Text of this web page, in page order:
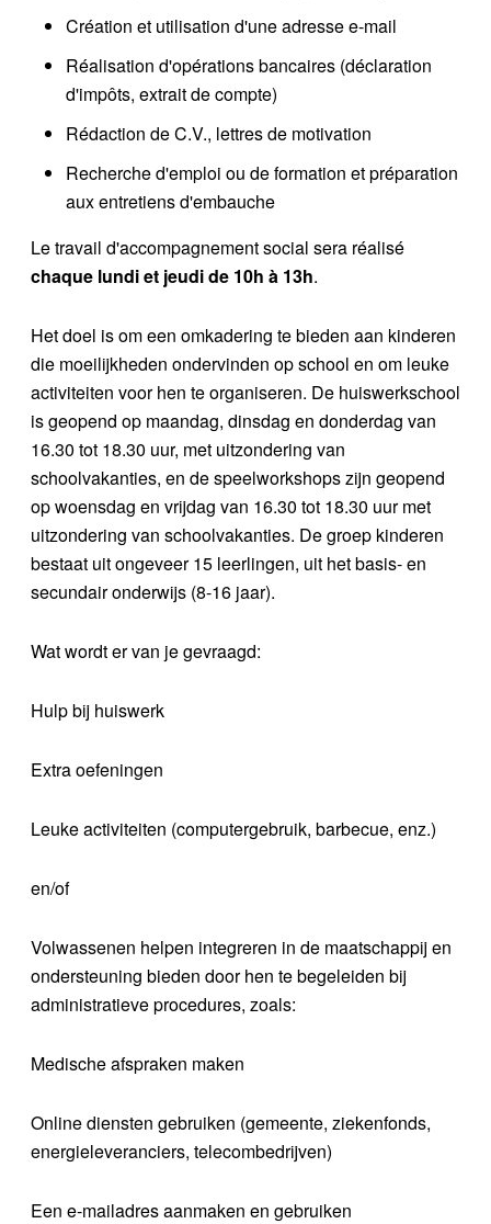
Création et utilisation d'une adresse e-mail
Réalisation d'opérations bancaires (déclaration
d'impôts, extrait de compte)
Rédaction de C.V., lettres de motivation
Recherche d'emploi ou de formation et préparation
aux entretiens d'embauche
Le travail d'accompagnement social sera réalisé
chaque lundi et jeudi de 10h à 13h.
Het doel is om een omkadering te bieden aan kinderen
die moeilijkheden ondervinden op school en om leuke
activiteiten voor hen te organiseren. De huiswerkschool
is geopend op maandag, dinsdag en donderdag van
16.30 tot 18.30 uur, met uitzondering van
schoolvakanties, en de speelworkshops zijn geopend
op woensdag en vrijdag van 16.30 tot 18.30 uur met
uitzondering van schoolvakanties. De groep kinderen
bestaat uit ongeveer 15 leerlingen, uit het basis- en
secundair onderwijs (8-16 jaar).
Wat wordt er van je gevraagd:
Hulp bij huiswerk
Extra oefeningen
Leuke activiteiten (computergebruik, barbecue, enz.)
en/of
Volwassenen helpen integreren in de maatschappij en
ondersteuning bieden door hen te begeleiden bij
administratieve procedures, zoals:
Medische afspraken maken
Online diensten gebruiken (gemeente, ziekenfonds,
energieleveranciers, telecombedrijven)
Een e-mailadres aanmaken en gebruiken